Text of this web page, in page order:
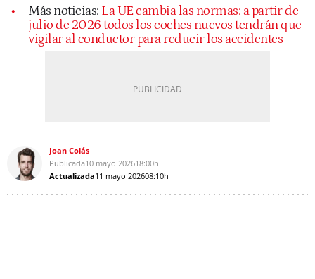
Más noticias: La UE cambia las normas: a partir de
julio de 2026 todos los coches nuevos tendrán que
vigilar al conductor para reducir los accidentes
Joan Colás
Publicada10 mayo 202618:00h
Actualizada11 mayo 202608:10h